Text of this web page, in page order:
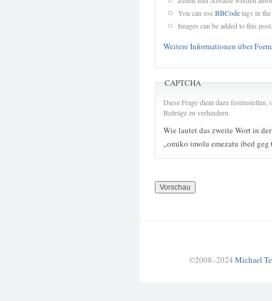
You can useBBCodetags in
Images can be added to this post.
Weitere Informationen über
CAPTCHA
Diese Frage dient dazu
Beiträge zu verhindern.
Wie lautet das zweite Wort in
„omiko imolu emezatu ibed geg
©2008–2024 Michael